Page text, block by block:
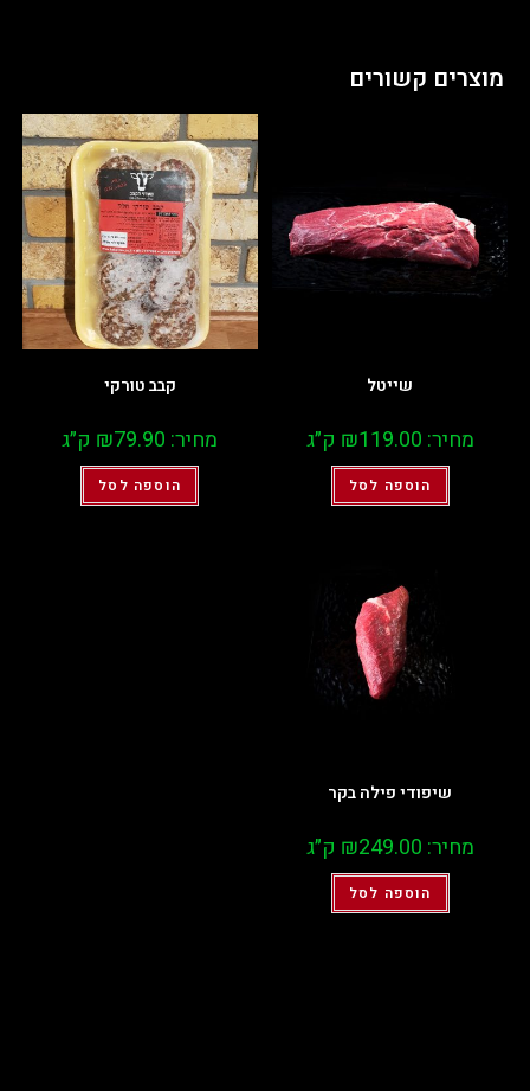
מוצרים קשורים
שייטל
מחיר: ₪119.00 ק״ג
הוספה לסל
קבב טורקי
מחיר: ₪79.90 ק״ג
הוספה לסל
שיפודי פילה בקר
מחיר: ₪249.00 ק״ג
הוספה לסל